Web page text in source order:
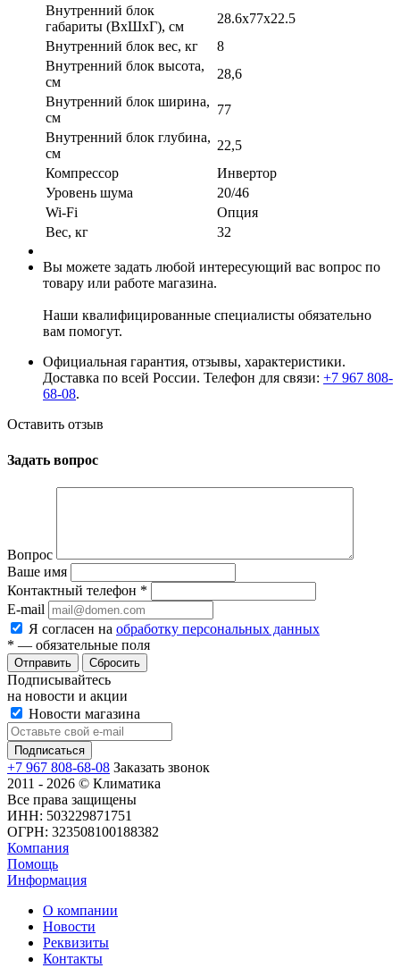
Внутренний блок
габариты (ВхШхГ), см
28.6x77x22.5
Внутренний блок вес, кг
8
Внутренний блок высота,
см
28,6
Внутренний блок ширина,
см
77
Внутренний блок глубина,
см
22,5
Компрессор
Инвертор
Уровень шума
20/46
Wi-Fi
Опция
Вес, кг
32
Вы можете задать любой интересующий вас вопрос по
товару или работе магазина.
Наши квалифицированные специалисты обязательно
вам помогут.
Официальная гарантия, отзывы, характеристики.
Доставка по всей России. Телефон для связи: +7 967 808-
68-08.
Оставить отзыв
Задать вопрос
Вопрос
Ваше имя
Контактный телефон *
E-mail
Я согласен на обработку персональных данных
* — обязательные поля
Сбросить
Подписывайтесь
на новости и акции
Новости магазина
+7 967 808-68-08 Заказать звонок
2011 - 2026 © Климатика
Все права защищены
ИНН: 503229871751
ОГРН: 323508100188382
Компания
Помощь
Информация
О компании
Новости
Реквизиты
Контакты